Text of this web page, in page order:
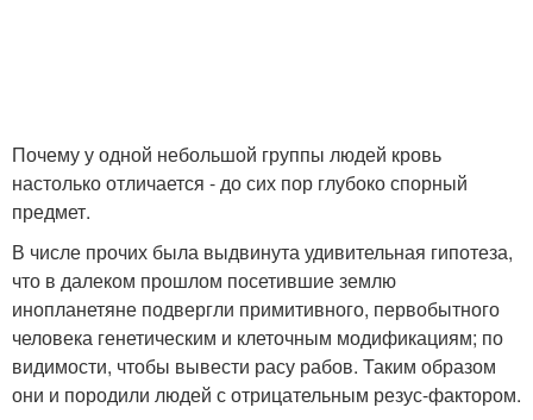
Почему у одной небольшой группы людей кровь
настолько отличается - до сих пор глубоко спорный
предмет.
В числе прочих была выдвинута удивительная гипотеза,
что в далеком прошлом посетившие землю
инопланетяне подвергли примитивного, первобытного
человека генетическим и клеточным модификациям; по
видимости, чтобы вывести расу рабов. Таким образом
они и породили людей с отрицательным резус-фактором.